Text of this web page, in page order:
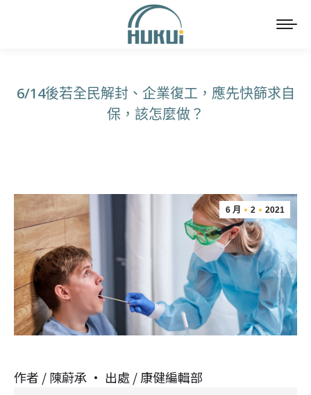
6/14後若全民解封、企業復工，應先快篩求自
保，該怎麼做？
6 月 2 2021
作者 /陳蔚承 · 出處 /康健編輯部